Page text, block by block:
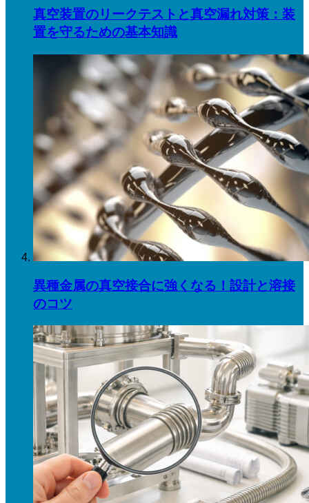
真空装置のリークテストと真空漏れ対策：装
置を守るための基本知識
異種金属の真空接合に強くなる！設計と溶接
のコツ